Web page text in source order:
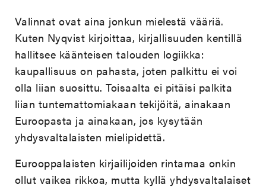
Valinnat ovat aina jonkun mielestä vääriä.
Kuten Nyqvist kirjoittaa, kirjallisuuden kentillä
hallitsee käänteisen talouden logiikka:
kaupallisuus on pahasta, joten palkittu ei voi
olla liian suosittu. Toisaalta ei pitäisi palkita
liian tuntemattomiakaan tekijöitä, ainakaan
Euroopasta ja ainakaan, jos kysytään
yhdysvaltalaisten mielipidettä.
Eurooppalaisten kirjailijoiden rintamaa onkin
ollut vaikea rikkoa, mutta kyllä yhdysvaltalaiset